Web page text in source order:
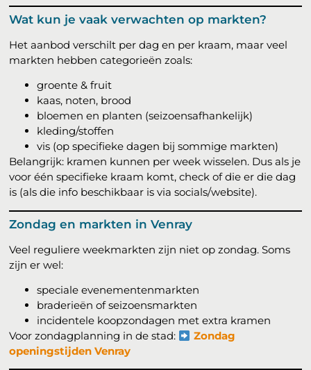
Wat kun je vaak verwachten op markten?
Het aanbod verschilt per dag en per kraam, maar veel
markten hebben categorieën zoals:
groente & fruit
kaas, noten, brood
bloemen en planten (seizoensafhankelijk)
kleding/stoffen
vis (op specifieke dagen bij sommige markten)
Belangrijk: kramen kunnen per week wisselen. Dus als je
voor één specifieke kraam komt, check of die er die dag
is (als die info beschikbaar is via socials/website).
Zondag en markten in Venray
Veel reguliere weekmarkten zijn niet op zondag. Soms
zijn er wel:
speciale evenementenmarkten
braderieën of seizoensmarkten
incidentele koopzondagen met extra kramen
Voor zondagplanning in de stad:
Zondag
openingstijden Venray